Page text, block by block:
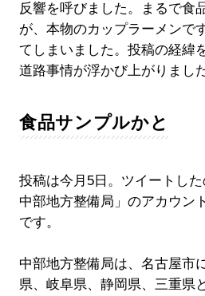
反響を呼びました。まるで食
が、本物のカップラーメンで
てしまいました。投稿の経緯
道路事情が浮かび上がりました
食品サンプルかと
投稿は今月5日。ツイートし
中部地方整備局」のアカウン
です。
中部地方整備局は、名古屋市
県、岐阜県、静岡県、三重県